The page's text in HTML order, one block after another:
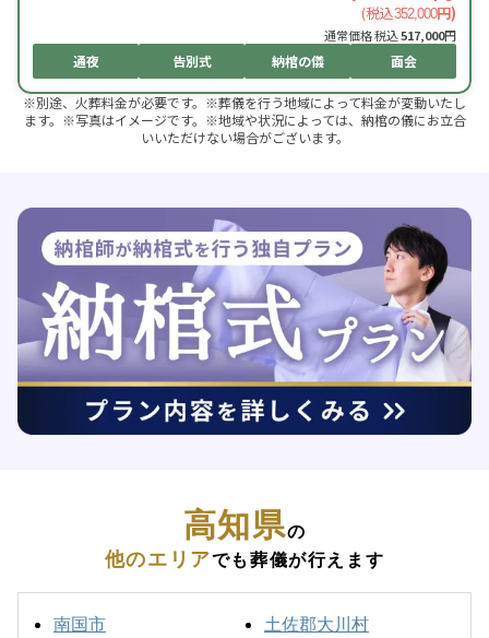
(税込352,000円)
通常価格 税込517,000円
通夜 告別式 納棺の儀 面会
※別途、火葬料金が必要です。※葬儀を行う地域によって料金が変動いたし
ます。※写真はイメージです。※地域や状況によっては、納棺の儀にお立合
いいただけない場合がございます。
高知県の
他のエリアでも葬儀が行えます
南国市
土佐郡大川村